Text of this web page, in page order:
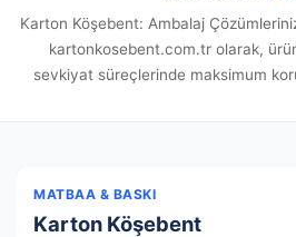
Karton Köşebent: Ambalaj
kartonkosebent.com.tr olarak,
sevkiyat süreçlerinde maksimum
MATBAA & BASKI
Karton Köşebent